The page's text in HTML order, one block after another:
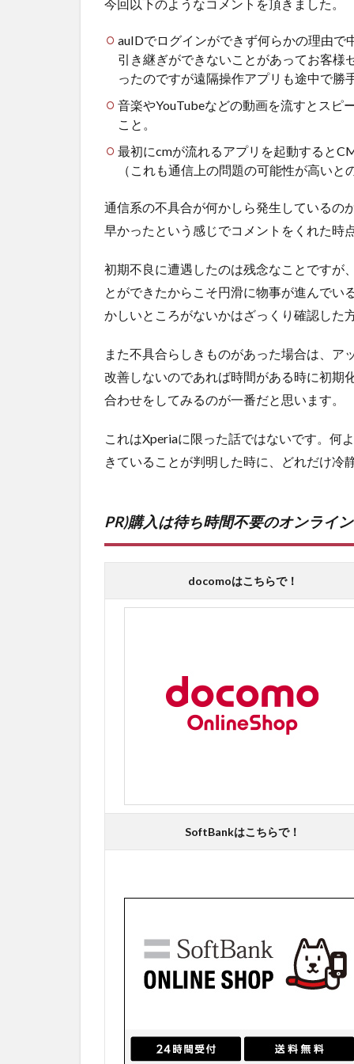
今回以下のようなコメントを頂きました。
auIDでログインができず何らかの理由
引き継ぎができないことがあってお客様
ったのですが遠隔操作アプリも途中で
音楽やYouTubeなどの動画を流すとスピ
こと。
最初にcmが流れるアプリを起動すると
（これも通信上の問題の可能性が高い
通信系の不具合が何かしら発生しているの
早かったという感じでコメントをくれた時
初期不良に遭遇したのは残念なことですが
とができたからこそ円滑に物事が進んでい
かしいところがないかはざっくり確認した
また不具合らしきものがあった場合は、
改善しないのであれば時間がある時に初期
合わせをしてみるのが一番だと思います。
これはXperiaに限った話ではないです。何
きていることが判明した時に、どれだけ冷
PR)購入は待ち時間不要のオンライ
docomoはこちらで！
SoftBankはこちらで！